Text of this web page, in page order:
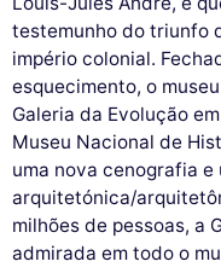
testemunho do triunfo
império colonial.
esquecimento, o
Galeria da Evolução
Museu Nacional de
uma nova cenografia e
arquitetónica/
milhões de pessoas, a
admirada em todo o